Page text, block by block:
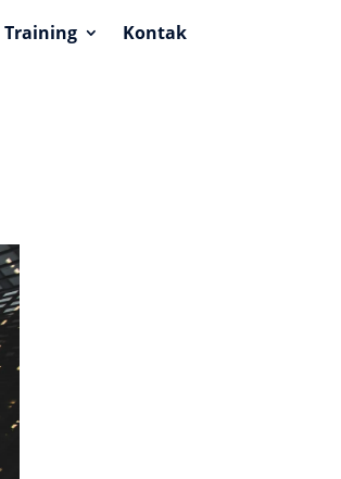
Training Kontak